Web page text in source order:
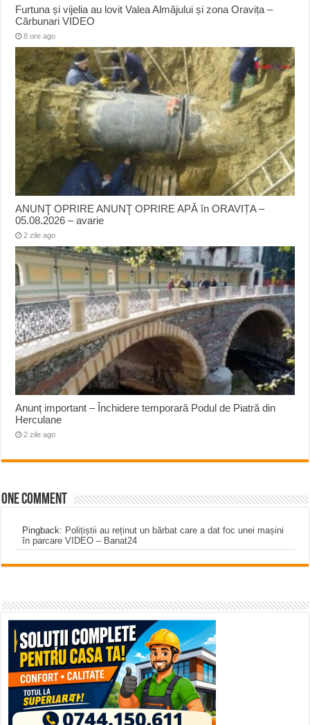
Furtuna și vijelia au lovit Valea Almăjului și zona Oravița –
Cărbunari VIDEO
8 ore ago
ANUNŢ OPRIRE ANUNŢ OPRIRE APĂ în ORAVIȚA –
05.08.2026 – avarie
2 zile ago
Anunț important – Închidere temporară Podul de Piatră din
Herculane
2 zile ago
One comment
Pingback: Polițiștii au reținut un bărbat care a dat foc unei mașini
în parcare VIDEO – Banat24